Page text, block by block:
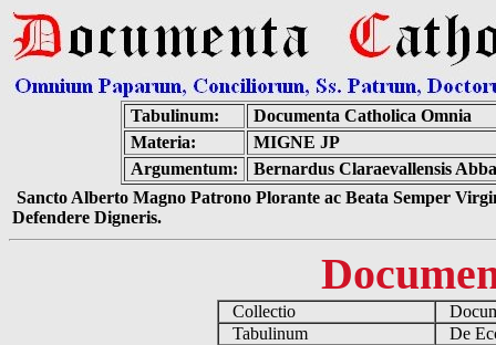
Tabulinum:
Documenta Catholica Omnia
Materia:
MIGNE JP
Argumentum:
Bernardus Claraevallensis
Sancto Alberto Magno Patrono Plorante ac Beata Semper
Defendere Digneris.
Collectio
Tabulinum
De